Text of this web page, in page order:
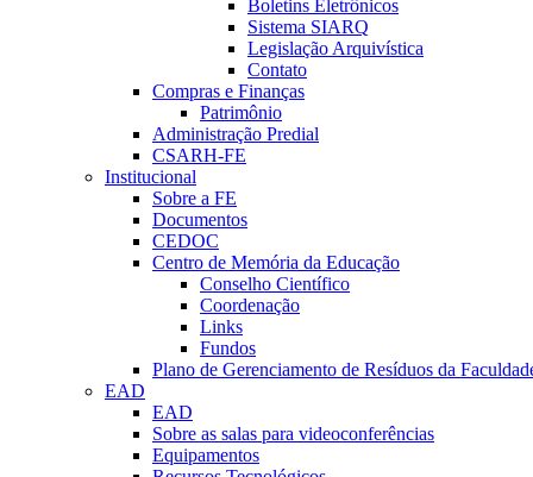
Boletins Eletrônicos
Sistema SIARQ
Legislação Arquivística
Contato
Compras e Finanças
Patrimônio
Administração Predial
CSARH-FE
Institucional
Sobre a FE
Documentos
CEDOC
Centro de Memória da Educação
Conselho Científico
Coordenação
Links
Fundos
Plano de Gerenciamento de Resíduos da
EAD
EAD
Sobre as salas para videoconferências
Equipamentos